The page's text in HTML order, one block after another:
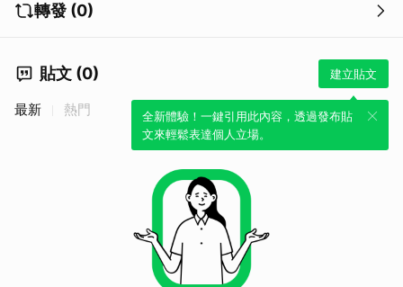
轉發 (0)
貼文 (0) 建立貼文
全新體驗！一鍵引用此內容，透過發布貼
文來輕鬆表達個人立場。
最新 熱門